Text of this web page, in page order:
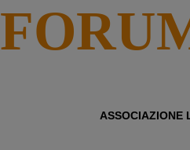
ASSOCIAZIONE